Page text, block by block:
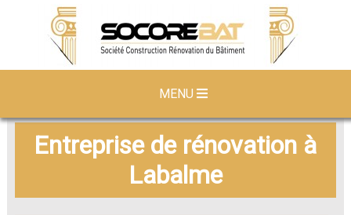
MENU
Entreprise de rénovation à
Labalme